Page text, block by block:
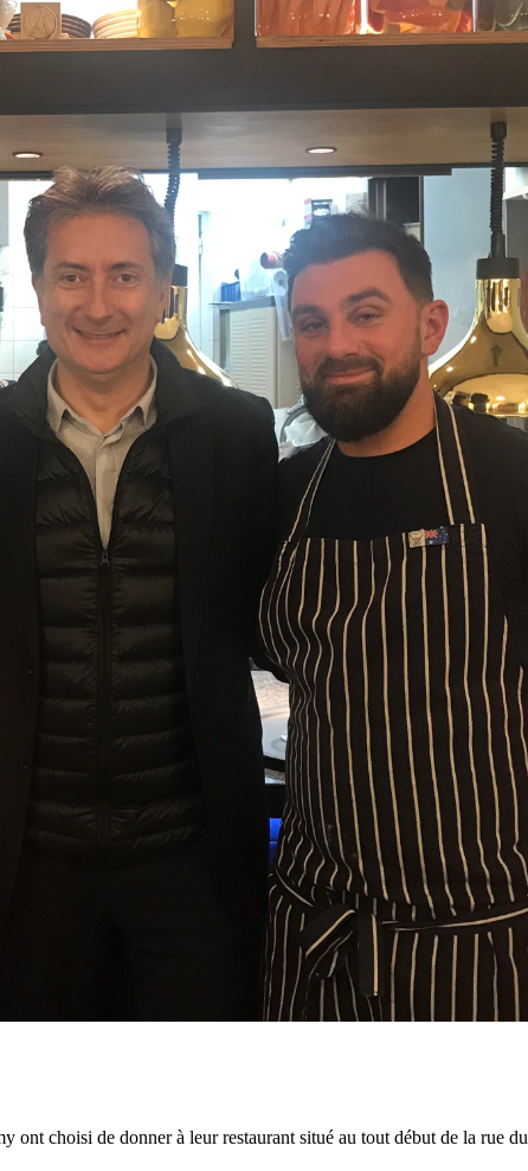
ont choisi de donner à leur restaurant situé au tout début de la rue du